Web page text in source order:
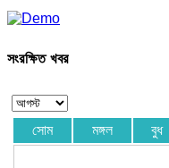
সংরক্ষিত খবর
সোম মঙ্গল বুধ